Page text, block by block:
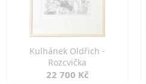
Kulhánek Oldřich -
Rozcvička
22 700 Kč